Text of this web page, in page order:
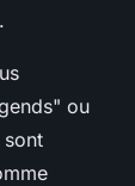
ou
sont